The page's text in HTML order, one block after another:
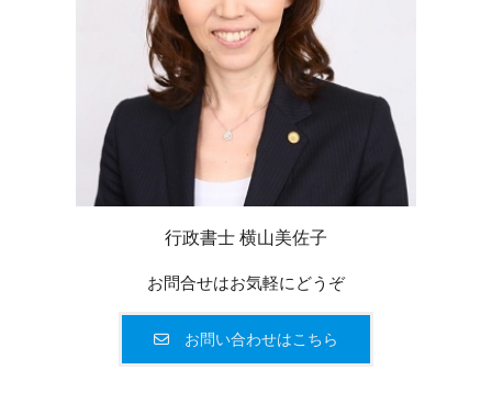
行政書士 横山美佐子
お問合せはお気軽にどうぞ
お問い合わせはこちら